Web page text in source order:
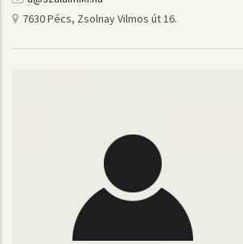
7630 Pécs, Zsolnay Vilmos út 16.